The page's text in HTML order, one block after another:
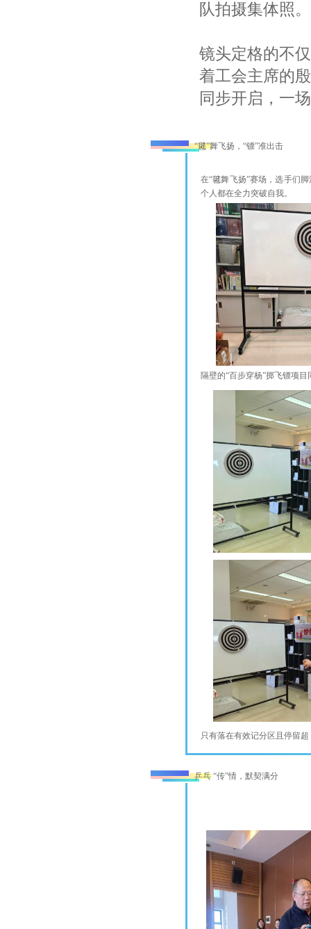
队拍摄集体照。
镜头定格的不
着工会主席的
同步开启，一
“毽”舞飞扬，“镖”准出击
在“毽舞飞扬”赛场，选手们
个人都在全力突破自我。
隔壁的“百步穿杨”掷飞镖项
只有落在有效记分区且停留
乒乓 “传”情，默契满分